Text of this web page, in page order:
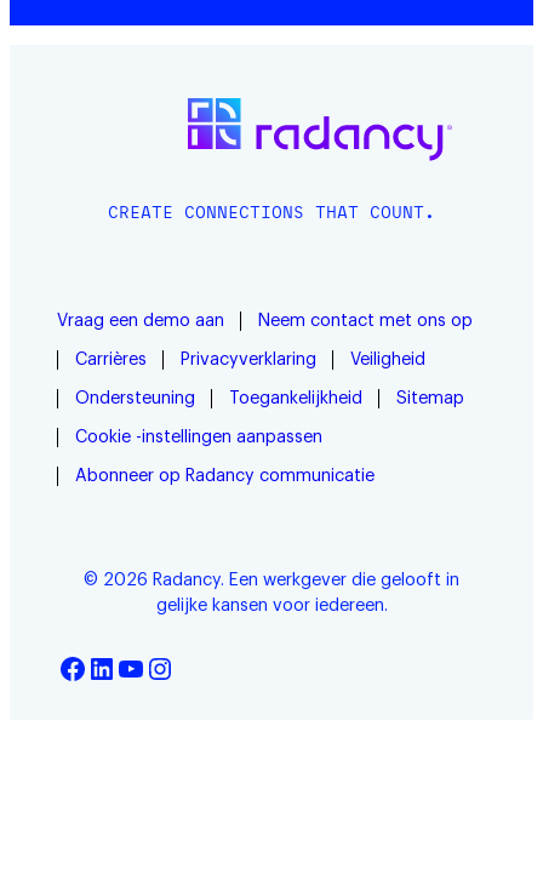
CREATE CONNECTIONS THAT COUNT.
Vraag een demo aan Neem contact met ons op
Carrières Privacyverklaring Veiligheid
Ondersteuning Toegankelijkheid Sitemap
Cookie -instellingen aanpassen
Abonneer op Radancy communicatie
© 2026 Radancy. Een werkgever die gelooft in
gelijke kansen voor iedereen.
Facebook
LinkedIn
YouTube
Instagram